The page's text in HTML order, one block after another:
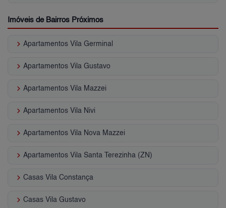
Imóveis de Bairros Próximos
keyboard_arrow_right Apartamentos Vila Germinal
keyboard_arrow_right Apartamentos Vila Gustavo
keyboard_arrow_right Apartamentos Vila Mazzei
keyboard_arrow_right Apartamentos Vila Nivi
keyboard_arrow_right Apartamentos Vila Nova Mazzei
keyboard_arrow_right Apartamentos Vila Santa Terezinha (ZN)
keyboard_arrow_right Casas Vila Constança
keyboard_arrow_right Casas Vila Gustavo